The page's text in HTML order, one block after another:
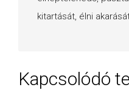
kitartását, élni
Kapcsolódó